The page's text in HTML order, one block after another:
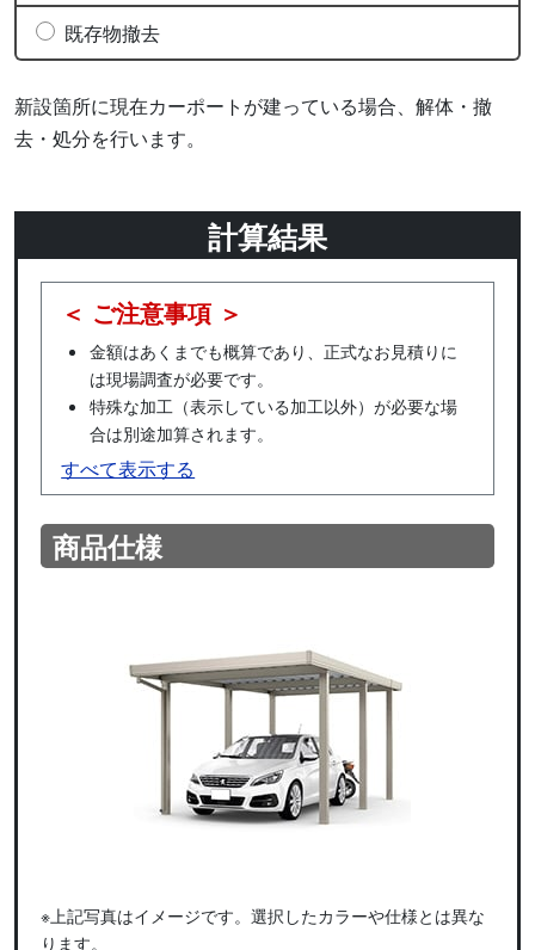
新設箇所に現在カーポートが建っている場合、解体・撤
去・処分を行います。
既存物撤去
計算結果
＜ ご注意事項 ＞
金額はあくまでも概算であり、正式なお見積りに
は現場調査が必要です。
特殊な加工（表示している加工以外）が必要な場
合は別途加算されます。
すべて表示する
商品仕様
※上記写真はイメージです。選択したカラーや仕様とは異な
ります。